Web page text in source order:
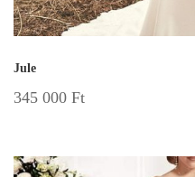
Jule
345 000 Ft